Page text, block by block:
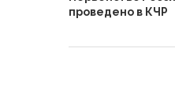
проведено в КЧР